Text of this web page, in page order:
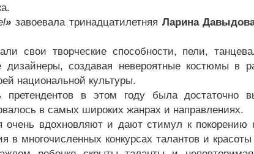
»завоевала тринадцатилетняя Ларина
свои творческие способности, пели,
создавая невероятные костюмы в
национальной культуры.
в этом году была достаточно
в самых широких жанрах и направлениях.
вдохновляют и дают стимул к покорению
в многочисленных конкурсах талантов и